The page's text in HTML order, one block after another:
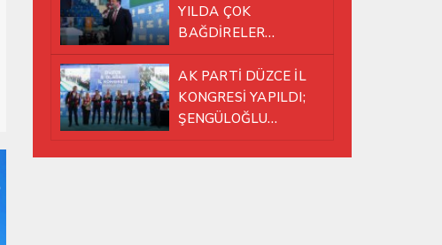
YILDA ÇOK
BAĞDİRELER
ATLATTIK!
AK PARTİ DÜZCE İL
KONGRESİ YAPILDI;
ŞENGÜLOĞLU
SEÇİLDİ!